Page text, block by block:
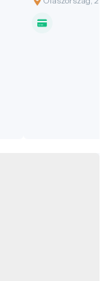
központja. A
tértől